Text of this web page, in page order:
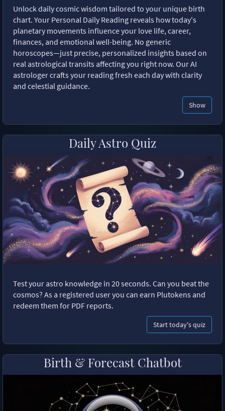
Unlock daily cosmic wisdom tailored to your unique birth
chart. Your Personal Daily Reading reveals how today's
planetary movements influence your love life, career,
finances, and emotional well-being. No generic
horoscopes—just precise, personalized insights based on
real astrological transits affecting you right now. Our AI
astrologer crafts your reading fresh each day with clarity
and celestial guidance.
Show
Daily Astro Quiz
Test your astro knowledge in 20 seconds. Can you beat the
cosmos? As a registered user you can earn Plutokens and
redeem them for PDF reports.
Start today's quiz
Birth & Forecast Chatbot